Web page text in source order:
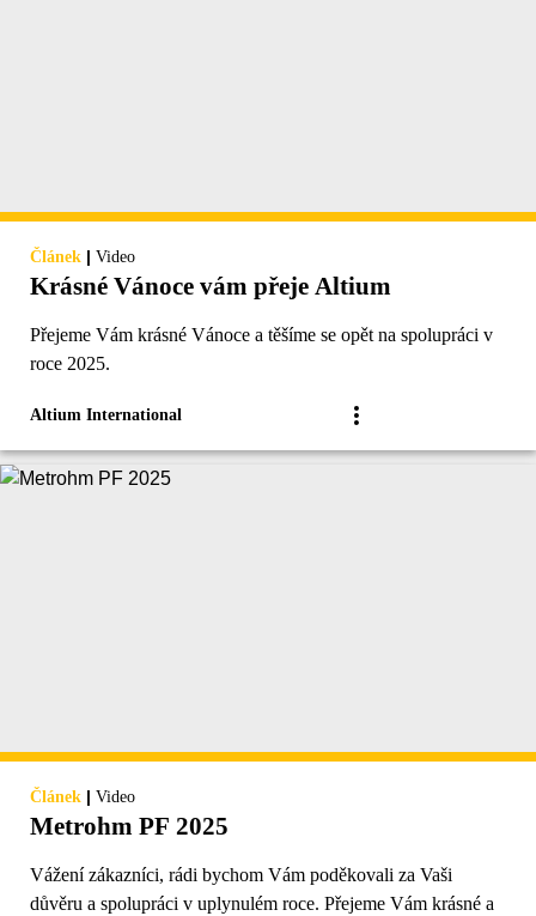
Článek | Video
Krásné Vánoce vám přeje Altium
Přejeme Vám krásné Vánoce a těšíme se opět na spolupráci v
roce 2025.
Altium International
Článek | Video
Metrohm PF 2025
Vážení zákazníci, rádi bychom Vám poděkovali za Vaši
důvěru a spolupráci v uplynulém roce. Přejeme Vám krásné a